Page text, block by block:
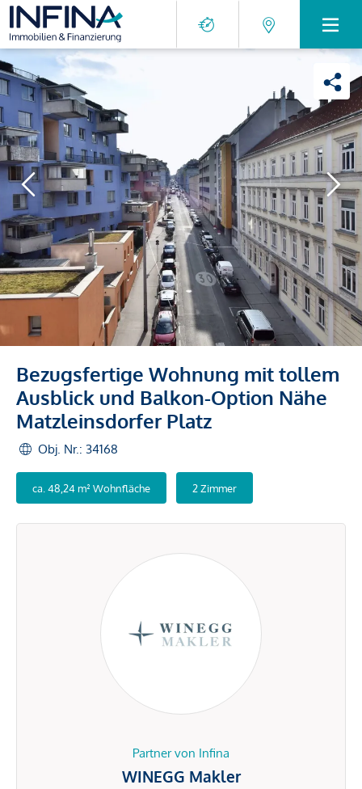
Bezugsfertige Wohnung mit tollem
Ausblick und Balkon-Option Nähe
Matzleinsdorfer Platz
Obj. Nr.: 34168
ca. 48,24 m² Wohnfläche 2 Zimmer
Partner von Infina
WINEGG Makler